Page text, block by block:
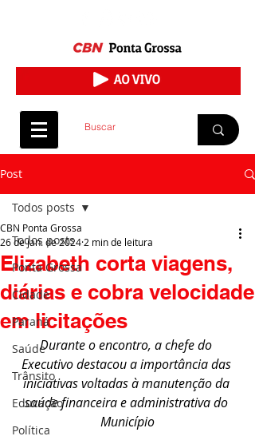
Post
Todos posts
Ponta Grossa
Cidade
Paraná
Saúde
Trânsito
Educação
Política
Todos posts
Elizabeth corta viagens,
diárias e cobra velocidade
em licitações
CBN Ponta Grossa
26 de jan. de 2024 2 min de leitura
Durante o encontro, a chefe do
Executivo destacou a importância das
iniciativas voltadas à manutenção da
saúde financeira e administrativa do
Município